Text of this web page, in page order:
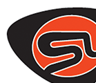
We use cookies to
on our website. By
that cookies are
to offer you a
you can disable